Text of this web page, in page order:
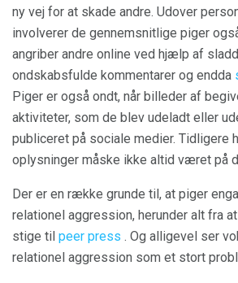
ny vej for at skade andre. Udover
involverer de gennemsnitlige piger
angriber andre online ved hjælp af
ondskabsfulde kommentarer og endda
Piger er også ondt, når billeder af
aktiviteter, som de blev udeladt eller
publiceret på sociale medier. Tidligere
oplysninger måske ikke altid været på
Der er en række grunde til, at piger
relationel aggression, herunder alt fra
stige til peer press . Og alligevel ser
relationel aggression som et stort